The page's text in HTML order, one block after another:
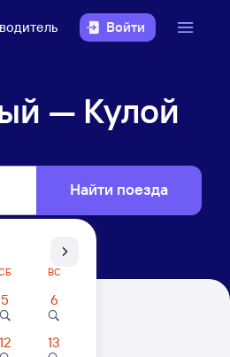
Войти
— Кулой
Найти поезда
ВС
5 6
12 13